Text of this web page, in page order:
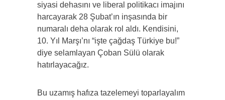
siyasi dehasını ve liberal politikacı imajını
harcayarak 28 Şubat’ın inşasında bir
numaralı deha olarak rol aldı. Kendisini,
10. Yıl Marşı’nı “işte çağdaş Türkiye bu!”
diye selamlayan Çoban Sülü olarak
hatırlayacağız.
Bu uzamış hafıza tazelemeyi toparlayalım